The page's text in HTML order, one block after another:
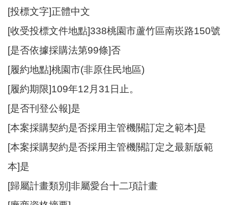
[投標文字]正體中文
[收受投標文件地點]338桃園市蘆竹區南崁路150號
[是否依據採購法第99條]否
[履約地點]桃園市(非原住民地區)
[履約期限]109年12月31日止。
[是否刊登公報]是
[本案採購契約是否採用主管機關訂定之範本]是
[本案採購契約是否採用主管機關訂定之最新版範
本]是
[歸屬計畫類別]非屬愛台十二項計畫